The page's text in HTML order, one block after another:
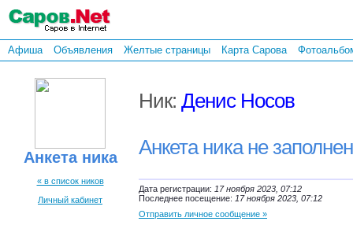
Афиша Объявления Желтые страницы Карта Сарова
Анкета ника
« в список ников
Личный кабинет
Ник: Денис Носов
Анкета ника не
Дата регистрации: 17 ноября 2023, 07:12
Последнее посещение: 17 ноября 2023, 07:12
Отправить личное сообщение »